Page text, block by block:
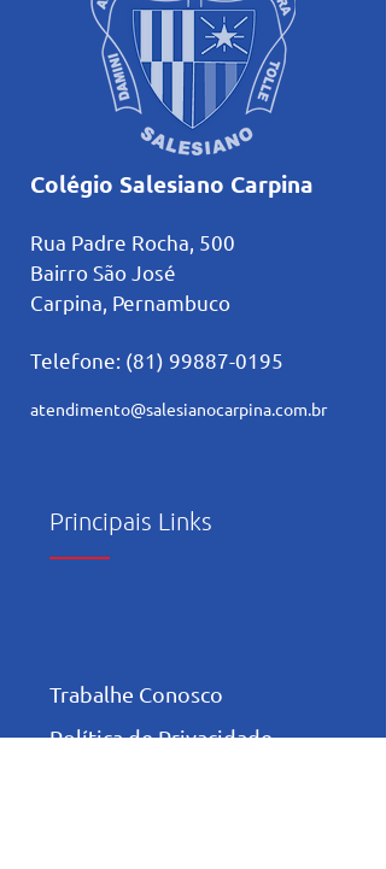
Colégio Salesiano Carpina
Rua Padre Rocha, 500
Bairro São José
Carpina, Pernambuco
Telefone: (81) 99887-0195
atendimento@salesianocarpina.com.br
Principais Links
Trabalhe Conosco
Política de Privacidade